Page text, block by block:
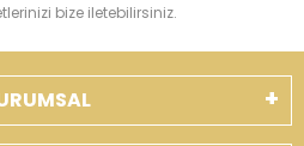
bize iletebilirsiniz.